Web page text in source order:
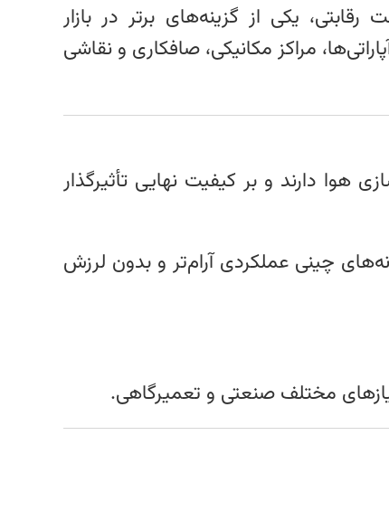
رقابتی، یکی از گزینه‌های برتر در بازار
مراکز مکانیکی، صافکاری و نقاشی
دارند و بر کیفیت نهایی تأثیرگذار
چینی عملکردی آرام‌تر و بدون لرزش